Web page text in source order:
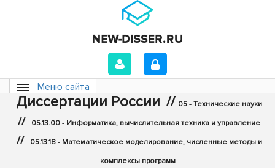
Меню сайта
Диссертации России // 05 - Технические науки
// 05.13.00 - Информатика, вычислительная техника и управление
// 05.13.18 - Математическое моделирование, численные методы и
комплексы программ